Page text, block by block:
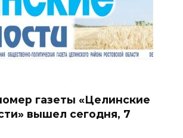
газеты «Целинские
вышел сегодня, 7